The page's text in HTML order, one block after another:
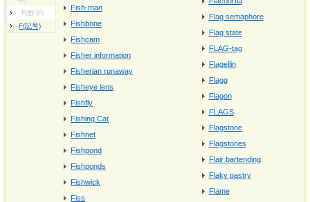
F(数字)
F(記号)
Fish-man
Fishbone
Fishcam
Fisher information
Fisherian runaway
Fisheye lens
Fishfly
Fishing Cat
Fishnet
Fishpond
Fishponds
Fishwick
Fiss
Flag semaphore
Flag state
FLAG-tag
Flagellin
Flagg
Flagon
FLAGS
Flagstone
Flagstones
Flair bartending
Flaky pastry
Flame